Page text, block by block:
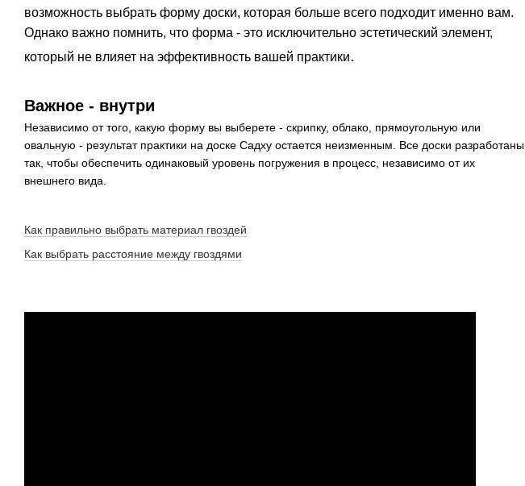
возможность выбрать форму доски, которая больше всего подходит именно вам.
Однако важно помнить, что форма - это исключительно эстетический элемент,
который не влияет на эффективность вашей практики.
Важное - внутри
Независимо от того, какую форму вы выберете - скрипку, облако, прямоугольную или
овальную - результат практики на доске Садху остается неизменным. Все доски разработаны
так, чтобы обеспечить одинаковый уровень погружения в процесс, независимо от их
внешнего вида.
Как правильно выбрать материал гвоздей
Как выбрать расстояние между гвоздями